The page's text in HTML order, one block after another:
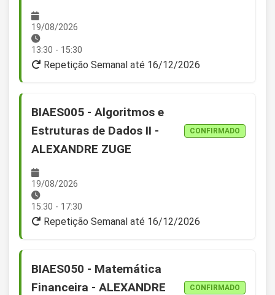
19/08/2026
13:30 - 15:30
Repetição Semanal até 16/12/2026
BIAES005 - Algoritmos e
Estruturas de Dados II -
ALEXANDRE ZUGE
CONFIRMADO
19/08/2026
15:30 - 17:30
Repetição Semanal até 16/12/2026
BIAES050 - Matemática
Financeira - ALEXANDRE
CONFIRMADO